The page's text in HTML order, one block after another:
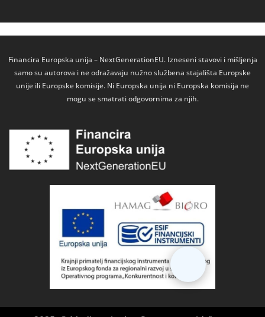
Financira Europska unija – NextGenerationEU. Izneseni stavovi i mišljenja
samo su autorova i ne odražavaju nužno službena stajališta Europske
unije ili Europske komisije. Ni Europska unija ni Europska komisija ne
mogu se smatrati odgovornima za njih.